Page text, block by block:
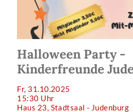
Halloween Party -
Kinderfreunde
Fr, 31.10.2025
15:30 Uhr
Haus 23, Stadtsaal - Judenburg